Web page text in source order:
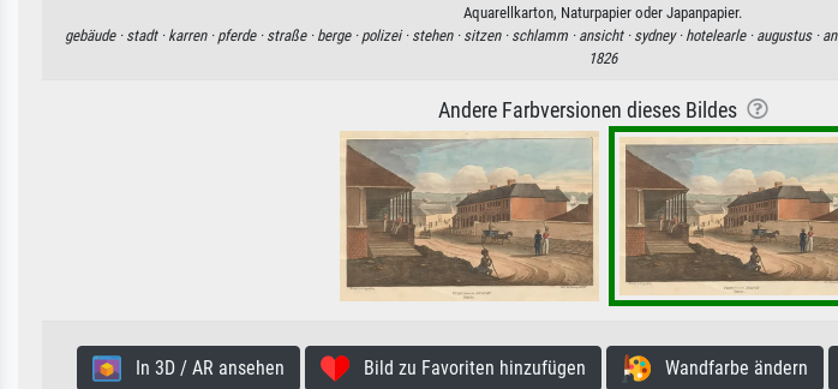
Aquarellkarton, Naturpapier oder Japanpapier.
gebäude · stadt · karren · pferde · straße · berge · polizei · stehen · sitzen · schlamm · ansicht · sydney · hotelearle · augustus ·
1826
Andere Farbversionen dieses Bildes
In 3D / AR ansehen Bild zu Favoriten hinzufügen Wandfarbe ändern